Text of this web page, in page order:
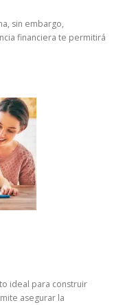
sin embargo,
financiera te permitirá
ideal para construir
asegurar la